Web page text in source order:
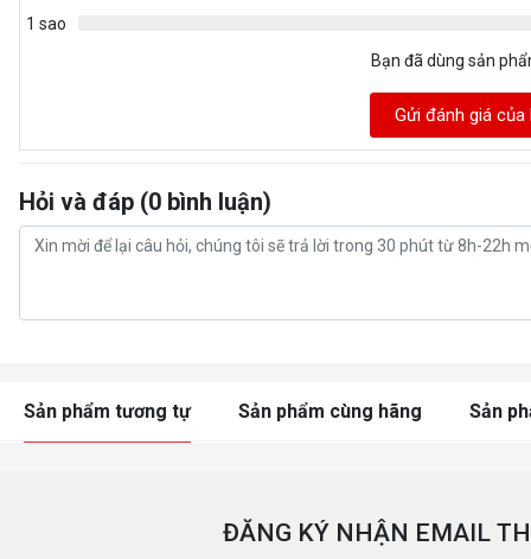
1 sao
Bạn đã dùng sản
Gửi đánh giá của
Hỏi và đáp (0 bình luận)
Sản phẩm tương tự Sản phẩm cùng hãng Sản
ĐĂNG KÝ NHẬN EMAIL